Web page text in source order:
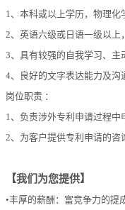
1、本科或以上学历，物理化
2、英语六级或日语一级以上
3、具有较强的自我学习、主
4、良好的文字表达能力及沟
岗位职责 ：
1、负责涉外专利申请过程中
2、为客户提供专利申请的咨
【我们为您提供】
•丰厚的薪酬：富竞争力的提